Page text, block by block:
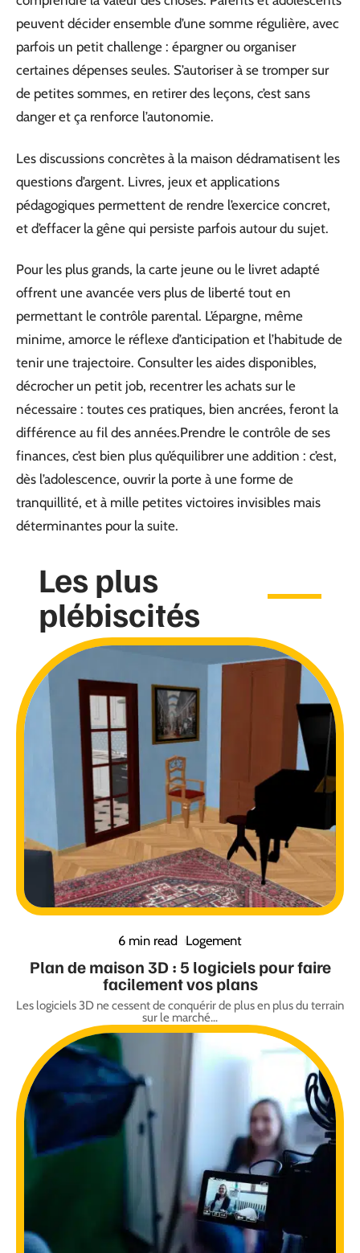
peuvent décider ensemble d’une somme régulière, avec
parfois un petit challenge : épargner ou organiser
certaines dépenses seules. S’autoriser à se tromper sur
de petites sommes, en retirer des leçons, c’est sans
danger et ça renforce l’autonomie.
Les discussions concrètes à la maison dédramatisent les
questions d’argent. Livres, jeux et applications
pédagogiques permettent de rendre l’exercice concret,
et d’effacer la gêne qui persiste parfois autour du sujet.
Pour les plus grands, la carte jeune ou le livret adapté
offrent une avancée vers plus de liberté tout en
permettant le contrôle parental. L’épargne, même
minime, amorce le réflexe d’anticipation et l’habitude de
tenir une trajectoire. Consulter les aides disponibles,
décrocher un petit job, recentrer les achats sur le
nécessaire : toutes ces pratiques, bien ancrées, feront la
différence au fil des années.Prendre le contrôle de ses
finances, c’est bien plus qu’équilibrer une addition : c’est,
dès l’adolescence, ouvrir la porte à une forme de
tranquillité, et à mille petites victoires invisibles mais
déterminantes pour la suite.
Les plus
plébiscités
6 min read Logement
Plan de maison 3D : 5 logiciels pour faire
facilement vos plans
Les logiciels 3D ne cessent de conquérir de plus en plus du terrain
sur le marché…